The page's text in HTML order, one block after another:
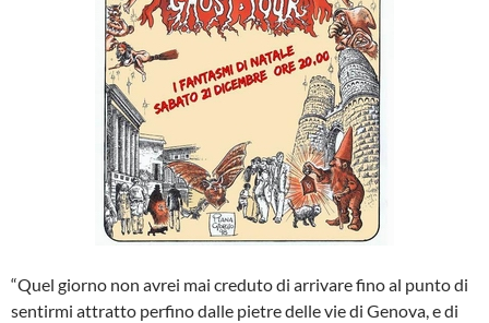
“Quel giorno non avrei mai creduto di arrivare fino al punto di
sentirmi attratto perfino dalle pietre delle vie di Genova, e di